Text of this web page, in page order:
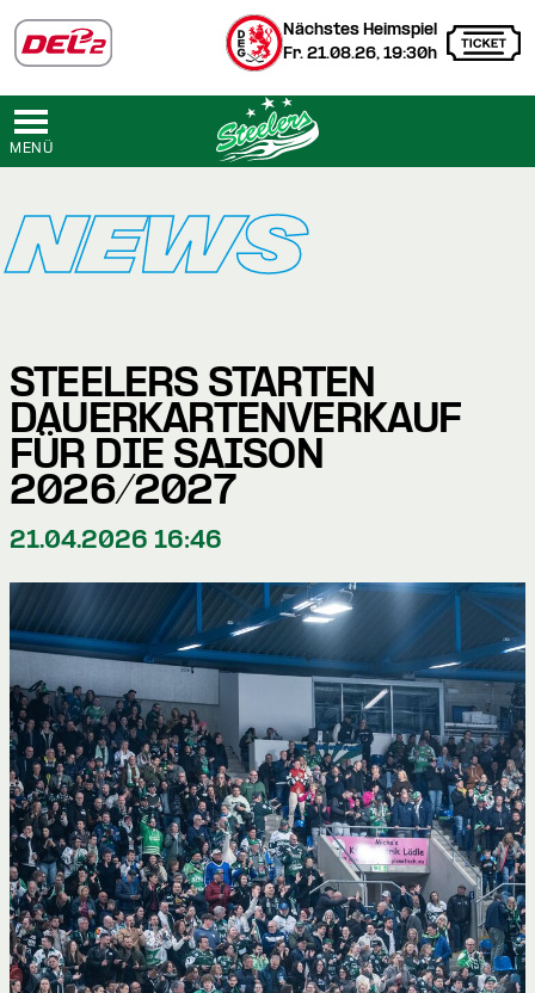
Nächstes Heimspiel
Fr. 21.08.26, 19:30h
MENÜ
NEWS
STEELERS STARTEN
DAUERKARTENVERKAUF
FÜR DIE SAISON
2026/2027
21.04.2026 16:46